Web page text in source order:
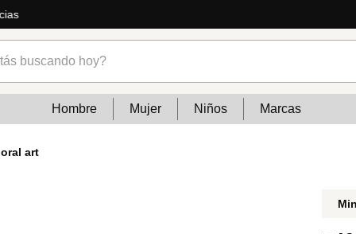
y mucho más
Hombre Mujer Niños Marcas
art